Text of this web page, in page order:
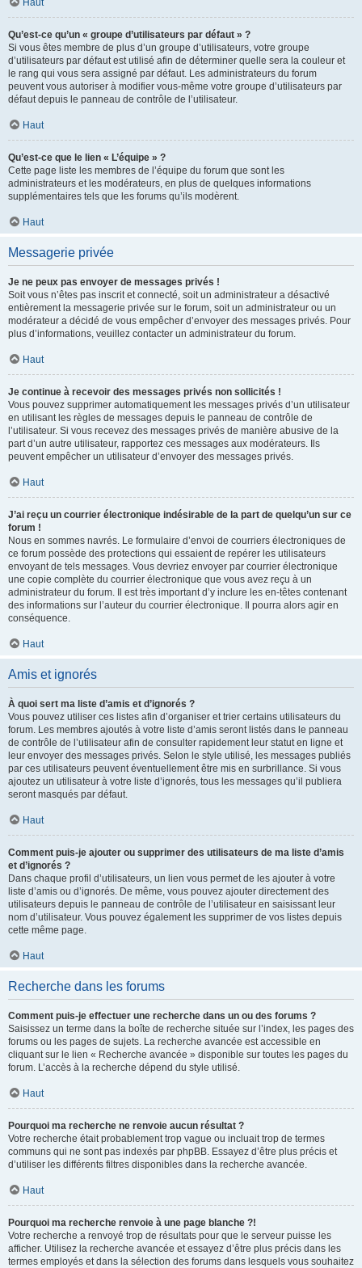
Haut
Qu’est-ce qu’un « groupe d’utilisateurs par défaut » ?
Si vous êtes membre de plus d’un groupe d’utilisateurs, votre groupe
d’utilisateurs par défaut est utilisé afin de déterminer quelle sera la couleur et
le rang qui vous sera assigné par défaut. Les administrateurs du forum
peuvent vous autoriser à modifier vous-même votre groupe d’utilisateurs par
défaut depuis le panneau de contrôle de l’utilisateur.
Haut
Qu’est-ce que le lien « L’équipe » ?
Cette page liste les membres de l’équipe du forum que sont les
administrateurs et les modérateurs, en plus de quelques informations
supplémentaires tels que les forums qu’ils modèrent.
Haut
Messagerie privée
Je ne peux pas envoyer de messages privés !
Soit vous n’êtes pas inscrit et connecté, soit un administrateur a désactivé
entièrement la messagerie privée sur le forum, soit un administrateur ou un
modérateur a décidé de vous empêcher d’envoyer des messages privés. Pour
plus d’informations, veuillez contacter un administrateur du forum.
Haut
Je continue à recevoir des messages privés non sollicités !
Vous pouvez supprimer automatiquement les messages privés d’un utilisateur
en utilisant les règles de messages depuis le panneau de contrôle de
l’utilisateur. Si vous recevez des messages privés de manière abusive de la
part d’un autre utilisateur, rapportez ces messages aux modérateurs. Ils
peuvent empêcher un utilisateur d’envoyer des messages privés.
Haut
J’ai reçu un courrier électronique indésirable de la part de quelqu’un sur ce
forum !
Nous en sommes navrés. Le formulaire d’envoi de courriers électroniques de
ce forum possède des protections qui essaient de repérer les utilisateurs
envoyant de tels messages. Vous devriez envoyer par courrier électronique
une copie complète du courrier électronique que vous avez reçu à un
administrateur du forum. Il est très important d’y inclure les en-têtes contenant
des informations sur l’auteur du courrier électronique. Il pourra alors agir en
conséquence.
Haut
Amis et ignorés
À quoi sert ma liste d’amis et d’ignorés ?
Vous pouvez utiliser ces listes afin d’organiser et trier certains utilisateurs du
forum. Les membres ajoutés à votre liste d’amis seront listés dans le panneau
de contrôle de l’utilisateur afin de consulter rapidement leur statut en ligne et
leur envoyer des messages privés. Selon le style utilisé, les messages publiés
par ces utilisateurs peuvent éventuellement être mis en surbrillance. Si vous
ajoutez un utilisateur à votre liste d’ignorés, tous les messages qu’il publiera
seront masqués par défaut.
Haut
Comment puis-je ajouter ou supprimer des utilisateurs de ma liste d’amis
et d’ignorés ?
Dans chaque profil d’utilisateurs, un lien vous permet de les ajouter à votre
liste d’amis ou d’ignorés. De même, vous pouvez ajouter directement des
utilisateurs depuis le panneau de contrôle de l’utilisateur en saisissant leur
nom d’utilisateur. Vous pouvez également les supprimer de vos listes depuis
cette même page.
Haut
Recherche dans les forums
Comment puis-je effectuer une recherche dans un ou des forums ?
Saisissez un terme dans la boîte de recherche située sur l’index, les pages des
forums ou les pages de sujets. La recherche avancée est accessible en
cliquant sur le lien « Recherche avancée » disponible sur toutes les pages du
forum. L’accès à la recherche dépend du style utilisé.
Haut
Pourquoi ma recherche ne renvoie aucun résultat ?
Votre recherche était probablement trop vague ou incluait trop de termes
communs qui ne sont pas indexés par phpBB. Essayez d’être plus précis et
d’utiliser les différents filtres disponibles dans la recherche avancée.
Haut
Pourquoi ma recherche renvoie à une page blanche ?!
Votre recherche a renvoyé trop de résultats pour que le serveur puisse les
afficher. Utilisez la recherche avancée et essayez d’être plus précis dans les
termes employés et dans la sélection des forums dans lesquels vous souhaitez